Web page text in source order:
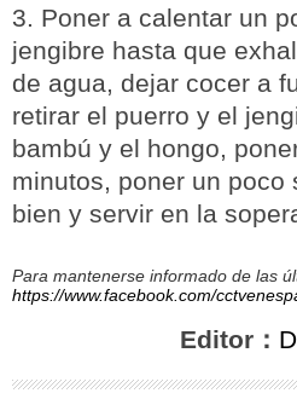
3. Poner a calentar un
jengibre hasta que
de agua, dejar cocer a
retirar el puerro y el
bambú y el hongo,
minutos, poner un
bien y servir en la
Para mantenerse informado de las
https://www.facebook.com/
Editor：